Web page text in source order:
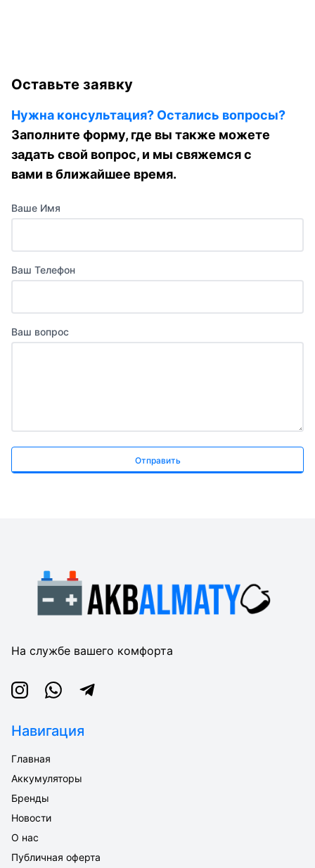
Оставьте заявку
Нужна консультация? Остались вопросы?
Заполните форму, где вы также можете
задать свой вопрос, и мы свяжемся с
вами в ближайшее время.
Ваше Имя
Ваш Телефон
Ваш вопрос
Отправить
На службе вашего комфорта
InstagramWhatsappTelegram
Навигация
Главная
Аккумуляторы
Бренды
Новости
О нас
Публичная оферта